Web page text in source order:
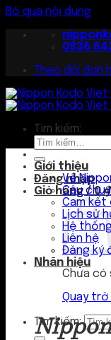
Bỏ qua nội dung
0936
Theo dõi đơn
Tìm kiếm:
Đăng nhập
Giỏ hàng /0₫
Chưa có
Quay trở
Tìm kiếm:
Giới thiệu
Về
Câu
Cam kết
Lịch sử
Hệ
Liên hệ
Đăng ký
Nhãn hiệu